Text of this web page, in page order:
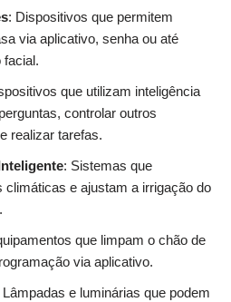
: Dispositivos que permitem
via aplicativo, senha ou até
facial.
que utilizam inteligência
controlar outros
realizar tarefas.
: Sistemas que
climáticas e ajustam a irrigação do
que limpam o chão de
via aplicativo.
Lâmpadas e luminárias que podem